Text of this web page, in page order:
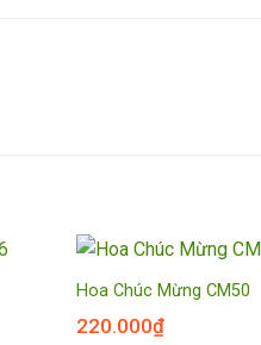
Hoa Chúc Mừng CM50
220.000₫